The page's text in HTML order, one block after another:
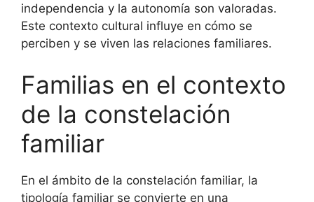
independencia y la autonomía son valoradas.
Este contexto cultural influye en cómo se
perciben y se viven las relaciones familiares.
Familias en el contexto
de la constelación
familiar
En el ámbito de la constelación familiar, la
tipología familiar se convierte en una